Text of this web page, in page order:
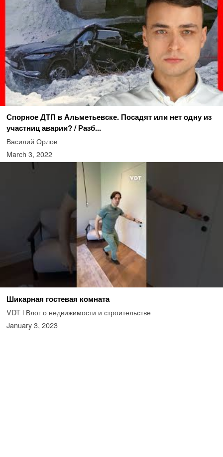
Спорное ДТП в Альметьевске. Посадят или нет одну из
участниц аварии? / Разб...
Василий Орлов
March 3, 2022
Шикарная гостевая комната
VDT l Влог о недвижимости и строительстве
January 3, 2023